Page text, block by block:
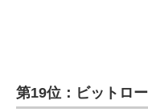
第19位：ビットロ